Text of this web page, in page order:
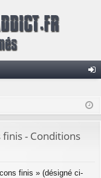
ne
- Conditions
finis » (désigné ci-